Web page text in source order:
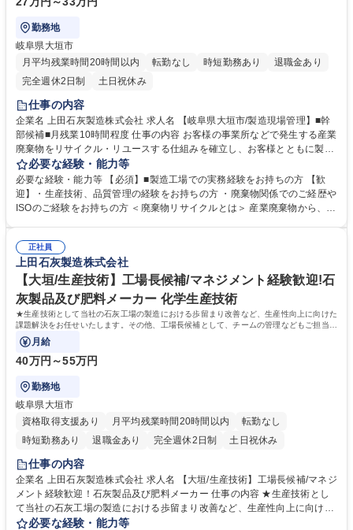
勤務地
岐阜県大垣市
月平均残業時間20時間以内
転勤なし 時短勤務あり
退職金あり
完全週休2日制
土日祝休み
仕事の内容
企業名 上田石灰製造株式会社 求人名 【岐阜県大垣市/製造現場管理】■幹
部候補■月残業10時間程度 仕事の内容 お客様の事業所などで発生する産業
廃棄物をリサイクル・リユースする仕組みを確立し、お客様とともに製品
を開発する製造工場にて、工場をまとめるポジションを担っていただきま
す。 【具体的な仕事内容】 ■原料の受け入れ■生産管理、業務の効率化推
進■機械設備の運転、保守点検(メンテナンス、トラブル対応など)■製品の
在庫管理、品質管理■製品の出荷 ※将来的には、拡大傾向にあるこの事業
垣市/製造現場管理】■幹部候補■月残業10時間程度
必要な経験・能力等
必要な経験・能力等 【必須】■製造工場での実務経験をお持ちの方 【歓
迎】・生産技術、品質管理の経験をお持ちの方 ・廃棄物関係でのご経歴や
ISOのご経験をお持ちの方 ＜廃棄物リサイクルとは＞ 産業廃棄物から、新
として排出されています。シリコン資源（シリコン汚泥）を高付加価値化
して、輸入品よりも高品質で成分や値段も安定している点が、この製品の
メリットです。 学歴・資格 学歴：大学院 大学 高専 短大 専修学校 高校 語
学力： 資格：第一種運転免許普通自動車
正社員
上田石灰製造株式会社
【大垣/生産技術】工場長候補/マネジメント経験歓迎!石
灰製品及び肥料メーカー 化学生産技術
★生産技術として当社の石灰工場の製造における歩留まり改善など、生産性向上に向けた
課題解決をお任せいたします。その他、工場長候補として、チームの管理などもご担当い
ただきます。
月給
40万円～55万円
勤務地
岐阜県大垣市
資格取得支援あり
月平均残業時間20時間以内
転勤なし
時短勤務あり
退職金あり 完全週休2日制 土日祝休み
仕事の内容
企業名 上田石灰製造株式会社 求人名 【大垣/生産技術】工場長候補/マネジ
メント経験歓迎！石灰製品及び肥料メーカー 仕事の内容 ★生産技術とし
て当社の石灰工場の製造における歩留まり改善など、生産性向上に向けた
課題解決をお任せいたします。その他、工場長候補として、チームの管理
必要な経験・能力等